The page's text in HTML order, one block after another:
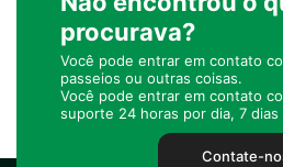
procurava?
Você pode entrar em contato
passeios ou outras coisas.
Você pode entrar em contato
suporte 24 horas por dia, 7 dias
Contate-